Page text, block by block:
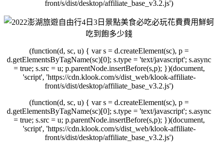
front/s/dist/desktop/affiliate_base_v3.2.js')
(function(d, sc, u) { var s = d.createElement(sc), p =
d.getElementsByTagName(sc)[0]; s.type = 'text/javascript'; s.async
= true; s.src = u; p.parentNode.insertBefore(s,p); })(document,
'script', 'https://cdn.klook.com/s/dist_web/klook-affiliate-
front/s/dist/desktop/affiliate_base_v3.2.js')
(function(d, sc, u) { var s = d.createElement(sc), p =
d.getElementsByTagName(sc)[0]; s.type = 'text/javascript'; s.async
= true; s.src = u; p.parentNode.insertBefore(s,p); })(document,
'script', 'https://cdn.klook.com/s/dist_web/klook-affiliate-
front/s/dist/desktop/affiliate_base_v3.2.js')